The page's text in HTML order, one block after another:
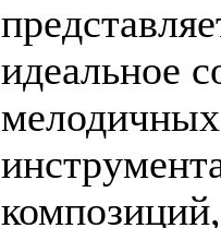
идеальное
мелодичных